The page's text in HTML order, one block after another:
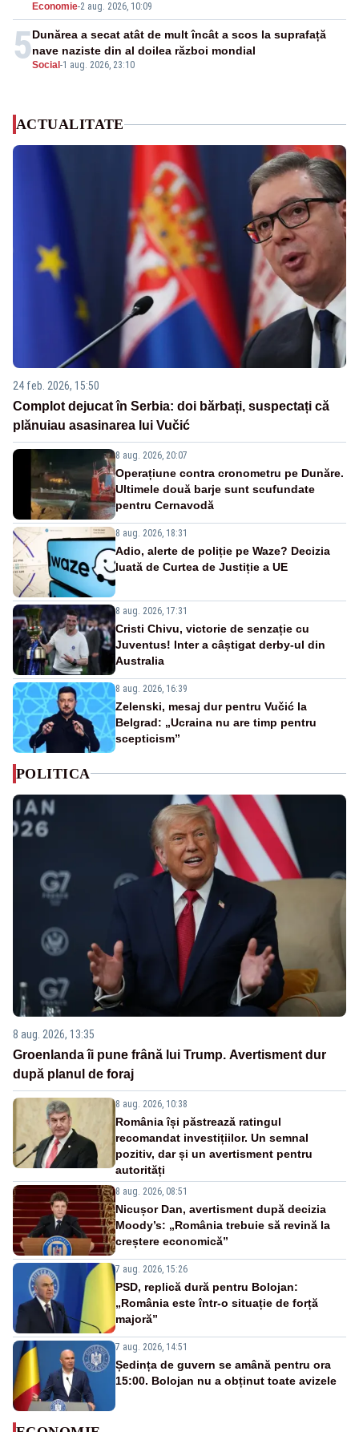
Economie-2 aug. 2026, 10:09
5Social -1 aug. 2026, 23:10
Dunărea a secat atât de mult încât a scos la suprafață
nave naziste din al doilea război mondial
ACTUALITATE
24 feb. 2026, 15:50
Complot dejucat în Serbia: doi bărbați, suspectați că
plănuiau asasinarea lui Vučić
8 aug. 2026, 20:07
Operațiune contra cronometru pe Dunăre.
Ultimele două barje sunt scufundate
pentru Cernavodă
8 aug. 2026, 18:31
Adio, alerte de poliție pe Waze? Decizia
luată de Curtea de Justiție a UE
8 aug. 2026, 17:31
Cristi Chivu, victorie de senzație cu
Juventus! Inter a câștigat derby-ul din
Australia
8 aug. 2026, 16:39
Zelenski, mesaj dur pentru Vučić la
Belgrad: „Ucraina nu are timp pentru
scepticism”
POLITICA
8 aug. 2026, 13:35
Groenlanda îi pune frână lui Trump. Avertisment dur
după planul de foraj
8 aug. 2026, 10:38
România își păstrează ratingul
recomandat investițiilor. Un semnal
pozitiv, dar și un avertisment pentru
autorități
8 aug. 2026, 08:51
Nicușor Dan, avertisment după decizia
Moody’s: „România trebuie să revină la
creștere economică”
7 aug. 2026, 15:26
PSD, replică dură pentru Bolojan:
„România este într-o situație de forță
majoră”
7 aug. 2026, 14:51
Ședința de guvern se amână pentru ora
15:00. Bolojan nu a obținut toate avizele